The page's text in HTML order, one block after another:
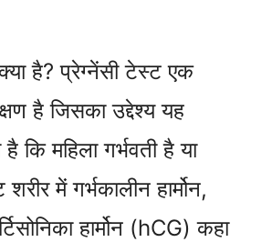
है? प्रेग्नेंसी टेस्ट एक
है जिसका उद्देश्य यह
है कि महिला गर्भवती है या
में गर्भकालीन हार्मोन,
हार्मोन (hCG) कहा